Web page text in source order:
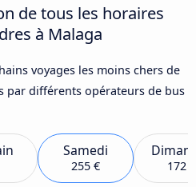
de tous les horaires
à Malaga
voyages les moins chers de
par différents opérateurs de bus
Samedi
255 € 172 €